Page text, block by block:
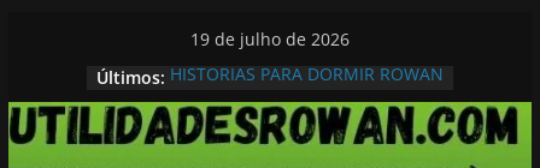
conteúdo
19 de julho de 2026
Últimos: HISTORIAS PARA DORMIR ROWAN